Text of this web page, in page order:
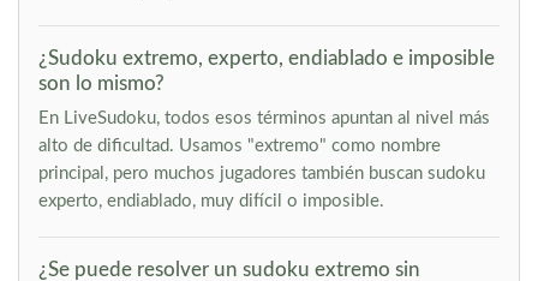
¿Sudoku extremo, experto, endiablado e imposible
son lo mismo?
En LiveSudoku, todos esos términos apuntan al nivel más
alto de dificultad. Usamos "extremo" como nombre
principal, pero muchos jugadores también buscan sudoku
experto, endiablado, muy difícil o imposible.
¿Se puede resolver un sudoku extremo sin